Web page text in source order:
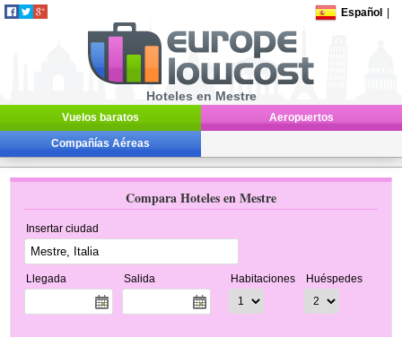
Español
Hoteles en Mestre
Vuelos baratos Aeropuertos
Compañías Aéreas
Compara Hoteles en Mestre
Insertar ciudad
Llegada Salida Habitaciones Huéspedes